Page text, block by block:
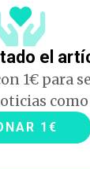
el
1€ para
como
1€